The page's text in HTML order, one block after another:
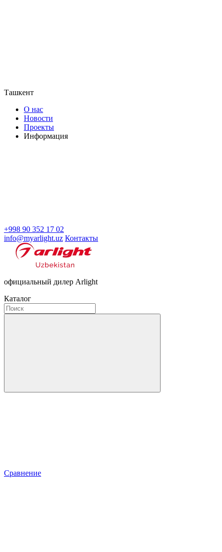
Ташкент
О нас
Новости
Проекты
Информация
+998 90 352 17 02
info@myarlight.uz Контакты
официальный дилер Arlight
Каталог
Сравнение